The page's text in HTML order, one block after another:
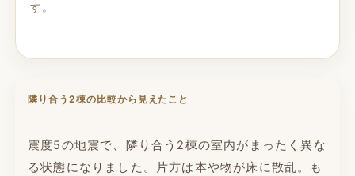
す。
隣り合う2棟の比較から見えたこと
震度5の地震で、隣り合う2棟の室内がまったく異な
る状態になりました。片方は本や物が床に散乱。も